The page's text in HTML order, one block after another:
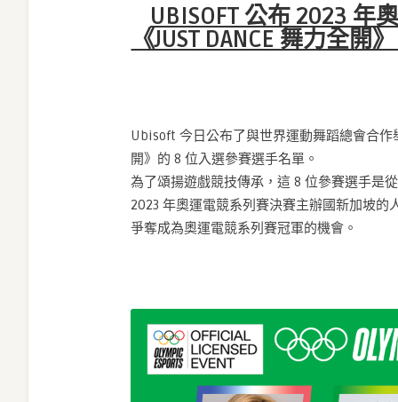
UBISOFT 公布 2023 年
《JUST DANCE 舞力全開
Ubisoft 今日公布了與世界運動舞蹈總會合作
開》的 8 位入選參賽選手名單。
為了頌揚遊戲競技傳承，這 8 位參賽選手是
2023 年奧運電競系列賽決賽主辦國新加坡
爭奪成為奧運電競系列賽冠軍的機會。